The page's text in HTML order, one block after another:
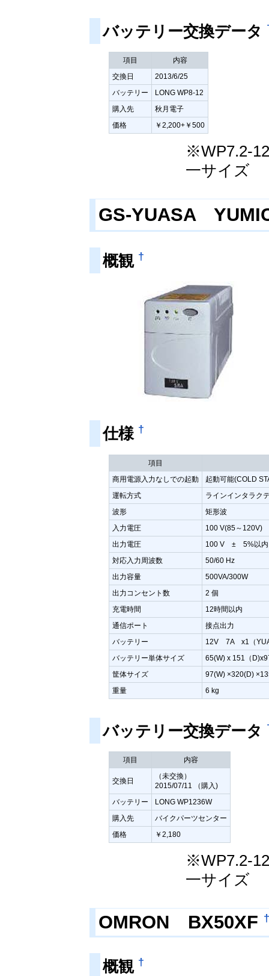
バッテリー交換データ
項目 内容
交換日 2013/6/25
バッテリー LONG WP8-12
購入先 秋月電子
価格 ￥2,200+￥500
※WP7.2-
一サイズ
GS-YUASA
概観 †
仕様 †
項目
商用電源入力なしでの起動 起動可能(COLD
運転方式 ラインインタラク
波形 矩形波
入力電圧 100 V(85～120V)
出力電圧 100 V ± 5%以内
対応入力周波数 50/60 Hz
出力容量 500VA/300W
出力コンセント数 2 個
充電時間 12時間以内
通信ポート 接点出力
バッテリー 12V 7A x1（
バッテリー単体サイズ 65(W) x 151（
筐体サイズ 97(W) ×320(D)
重量 6 kg
バッテリー交換データ
項目 内容
交換日
（未交換）
2015/07/11 （購入)
バッテリー LONG WP1236W
購入先 バイクパーツセンター
価格 ￥2,180
※WP7.2-
一サイズ
OMRON BX50XF †
概観 †